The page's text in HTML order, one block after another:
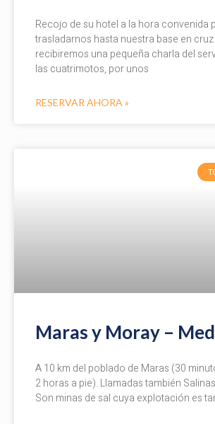
Recojo de su hotel a la hora convenida
trasladarnos hasta nuestra base en
recibiremos una pequeña charla del
las cuatrimotos, por unos
RESERVAR AHORA »
Maras y Moray –
A 10 km del poblado de Maras (30
2 horas a pie). Llamadas también
Son minas de sal cuya explotación es